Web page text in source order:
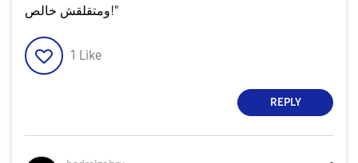
ومتقلقش خالص!"
1 Like
REPLY